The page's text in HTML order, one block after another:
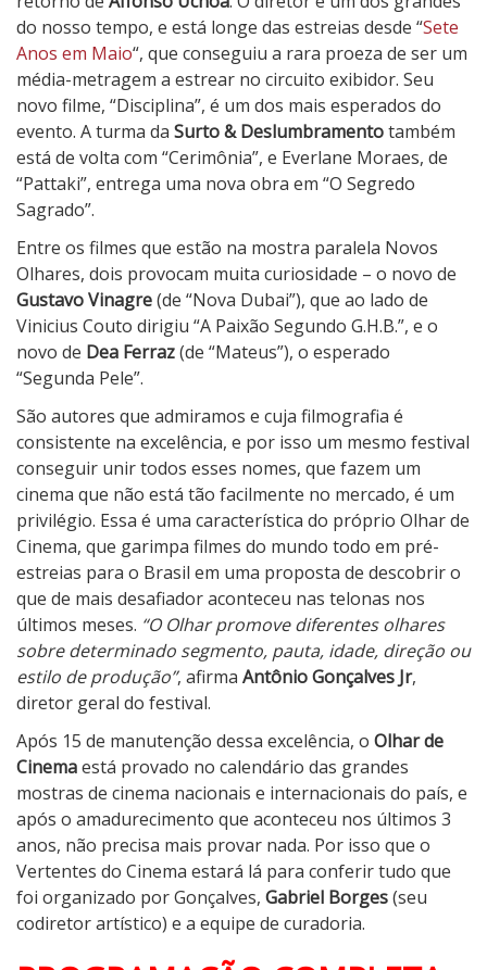
do nosso tempo, e está longe das estreias desde “Sete
Anos em Maio“, que conseguiu a rara proeza de ser um
média-metragem a estrear no circuito exibidor. Seu
novo filme, “Disciplina”, é um dos mais esperados do
evento. A turma da Surto & Deslumbramentotambém
está de volta com “Cerimônia”, e Everlane Moraes, de
“Pattaki”, entrega uma nova obra em “O Segredo
Sagrado”.
Entre os filmes que estão na mostra paralela Novos
Olhares, dois provocam muita curiosidade – o novo de
Gustavo Vinagre(de “Nova Dubai”), que ao lado de
Vinicius Couto dirigiu “A Paixão Segundo G.H.B.”, e o
novo de Dea Ferraz(de “Mateus”), o esperado
“Segunda Pele”.
São autores que admiramos e cuja filmografia é
consistente na excelência, e por isso um mesmo festival
conseguir unir todos esses nomes, que fazem um
cinema que não está tão facilmente no mercado, é um
privilégio. Essa é uma característica do próprio Olhar de
Cinema, que garimpa filmes do mundo todo em pré-
estreias para o Brasil em uma proposta de descobrir o
que de mais desafiador aconteceu nas telonas nos
últimos meses. “O Olhar promove diferentes olhares
sobre determinado segmento, pauta, idade, direção ou
estilo de produção”, afirma Antônio Gonçalves Jr,
diretor geral do festival.
Após 15 de manutenção dessa excelência, o Olhar de
Cinemaestá provado no calendário das grandes
mostras de cinema nacionais e internacionais do país, e
após o amadurecimento que aconteceu nos últimos 3
anos, não precisa mais provar nada. Por isso que o
Vertentes do Cinema estará lá para conferir tudo que
foi organizado por Gonçalves, Gabriel Borges(seu
codiretor artístico) e a equipe de curadoria.